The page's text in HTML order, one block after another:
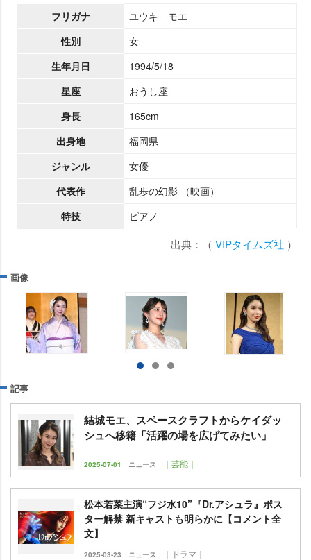
フリガナ
ユウキ モエ
性別
女
生年月日
1994/5/18
星座
おうし座
身長
165cm
出身地
福岡県
ジャンル
女優
代表作
乱歩の幻影 （映画）
特技
ピアノ
出典：（ VIPタイムズ社 ）
画像
記事
結城モエ、スペースクラフトからケイダッ
シュへ移籍「活躍の場を広げてみたい」
2025-07-01 ニュース ｜芸能｜
松本若菜主演“フジ水10”『Dr.アシュラ』ポス
ター解禁 新キャストも明らかに【コメント全
文】
2025-03-23 ニュース ｜ドラマ｜